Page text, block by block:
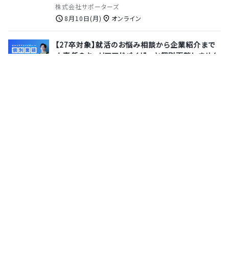
株式会社サポーターズ
8月10日(月)
オンライン
【27卒対象】就活のお悩み相談から企業紹介まで
★専任のキャリアアドバイザーと個別面談しません